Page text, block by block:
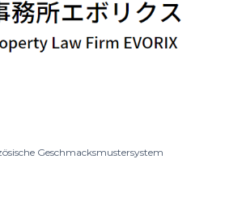
Geschmacksmustersystem